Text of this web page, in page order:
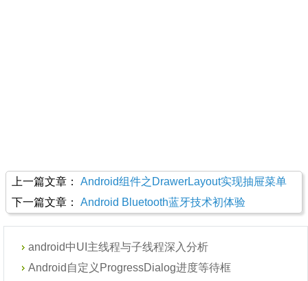
上一篇文章： Android组件之DrawerLayout实现抽屉菜单
下一篇文章： Android Bluetooth蓝牙技术初体验
android中UI主线程与子线程深入分析
Android自定义ProgressDialog进度等待框